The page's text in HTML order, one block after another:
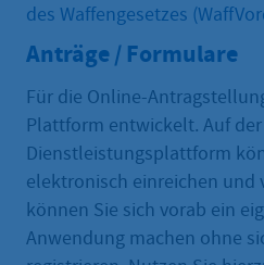
des Waffengesetzes
Anträge / Formulare
Für die Online-
Plattform entwickelt. Auf
Dienstleistungsplattform
elektronisch einreichen und
können Sie sich vorab ein
Anwendung machen ohne